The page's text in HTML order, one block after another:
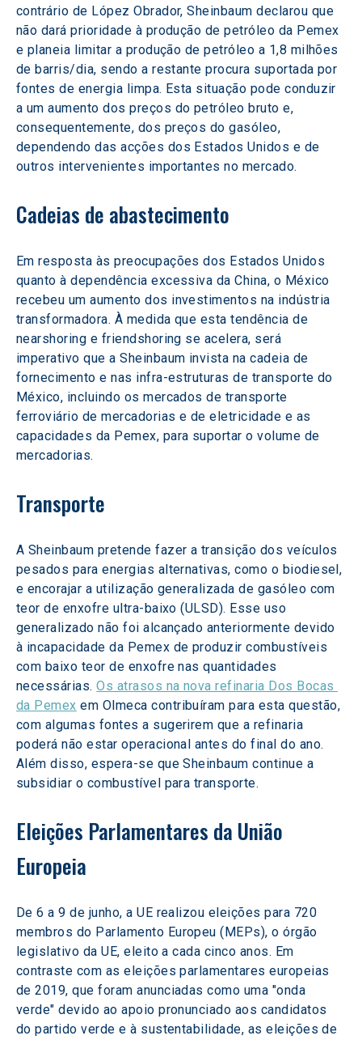
contrário de López Obrador, Sheinbaum declarou que
não dará prioridade à produção de petróleo da Pemex
e planeia limitar a produção de petróleo a 1,8 milhões
de barris/dia, sendo a restante procura suportada por
fontes de energia limpa. Esta situação pode conduzir
a um aumento dos preços do petróleo bruto e,
consequentemente, dos preços do gasóleo,
dependendo das acções dos Estados Unidos e de
outros intervenientes importantes no mercado.
Cadeias de abastecimento
Em resposta às preocupações dos Estados Unidos
quanto à dependência excessiva da China, o México
recebeu um aumento dos investimentos na indústria
transformadora. À medida que esta tendência de
nearshoring e friendshoring se acelera, será
imperativo que a Sheinbaum invista na cadeia de
fornecimento e nas infra-estruturas de transporte do
México, incluindo os mercados de transporte
ferroviário de mercadorias e de eletricidade e as
capacidades da Pemex, para suportar o volume de
mercadorias.
Transporte
A Sheinbaum pretende fazer a transição dos veículos
pesados para energias alternativas, como o biodiesel,
e encorajar a utilização generalizada de gasóleo com
teor de enxofre ultra-baixo (ULSD). Esse uso
generalizado não foi alcançado anteriormente devido
à incapacidade da Pemex de produzir combustíveis
com baixo teor de enxofre nas quantidades
necessárias. Os atrasos na nova refinaria Dos Bocas
da Pemex em Olmeca contribuíram para esta questão,
com algumas fontes a sugerirem que a refinaria
poderá não estar operacional antes do final do ano.
Além disso, espera-se que Sheinbaum continue a
subsidiar o combustível para transporte.
Eleições Parlamentares da União
Europeia
De 6 a 9 de junho, a UE realizou eleições para 720
membros do Parlamento Europeu (MEPs), o órgão
legislativo da UE, eleito a cada cinco anos. Em
contraste com as eleições parlamentares europeias
de 2019, que foram anunciadas como uma "onda
verde" devido ao apoio pronunciado aos candidatos
do partido verde e à sustentabilidade, as eleições de